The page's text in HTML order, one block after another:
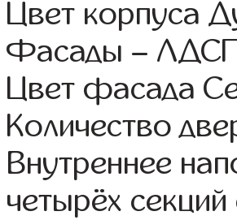
Цвет корпуса
Фасады –
Цвет фасада
Количество
Внутреннее
четырёх